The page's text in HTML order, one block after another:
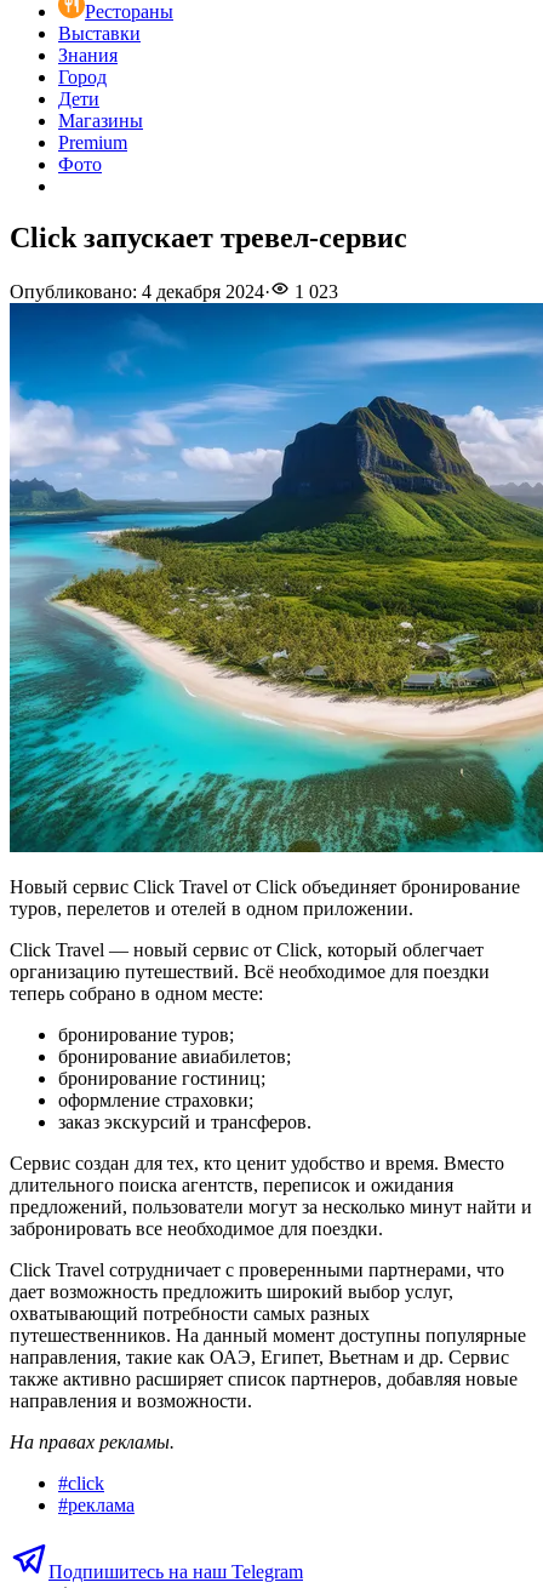
Рестораны
Выставки
Знания
Город
Дети
Магазины
Premium
Фото
Click запускает тревел-сервис
Опубликовано: 4 декабря 2024· 1 023
Новый сервис Click Travel от Click объединяет бронирование
туров, перелетов и отелей в одном приложении.
Click Travel — новый сервис от Click, который облегчает
организацию путешествий. Всё необходимое для поездки
теперь собрано в одном месте:
бронирование туров;
бронирование авиабилетов;
бронирование гостиниц;
оформление страховки;
заказ экскурсий и трансферов.
Сервис создан для тех, кто ценит удобство и время. Вместо
длительного поиска агентств, переписок и ожидания
предложений, пользователи могут за несколько минут найти и
забронировать все необходимое для поездки.
Click Travel сотрудничает с проверенными партнерами, что
дает возможность предложить широкий выбор услуг,
охватывающий потребности самых разных
путешественников. На данный момент доступны популярные
направления, такие как ОАЭ, Египет, Вьетнам и др. Сервис
также активно расширяет список партнеров, добавляя новые
направления и возможности.
На правах рекламы.
#click
#реклама
Подпишитесь на наш Telegram